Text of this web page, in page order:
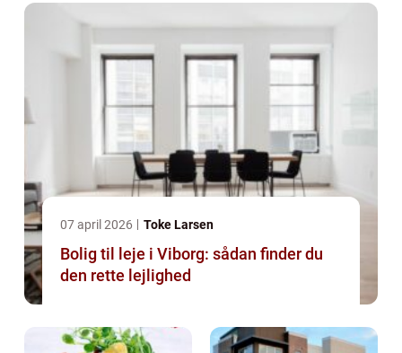
07 april 2026 Toke Larsen
Bolig til leje i Viborg: sådan finder du
den rette lejlighed